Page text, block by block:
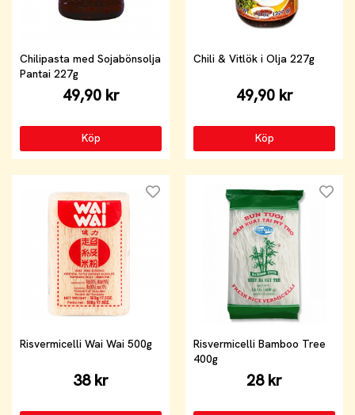
Chilipasta med Sojabönsolja
Pantai 227g
49,90 kr
Köp
Chili & Vitlök i Olja 227g
49,90 kr
Köp
Risvermicelli Wai Wai 500g
38 kr
Risvermicelli Bamboo Tree
400g
28 kr